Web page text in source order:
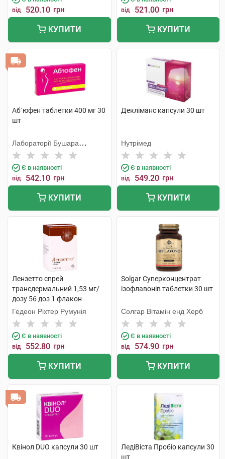
від 520.10 грн
КУПИТИ
від 521.00 грн
КУПИТИ
Аб`юфен таблетки 400 мг 30
шт
Лабораторії Бушара
Рекордаті
Є в наявності
від 542.10 грн
КУПИТИ
Декліманс капсули 30 шт
Нутрімед
Є в наявності
від 549.20 грн
КУПИТИ
Лензетто спрей
трансдермальний 1,53 мг/
дозу 56 доз 1 флакон
Гедеон Ріхтер Румунія
Є в наявності
від 552.80 грн
КУПИТИ
Solgar Суперконцентрат
ізофлавонів таблетки 30 шт
Солгар Вітамін енд Херб
Є в наявності
від 574.90 грн
КУПИТИ
Квінол DUO капсули 30 шт
ЛедіВіста Пробіо капсули 30
шт